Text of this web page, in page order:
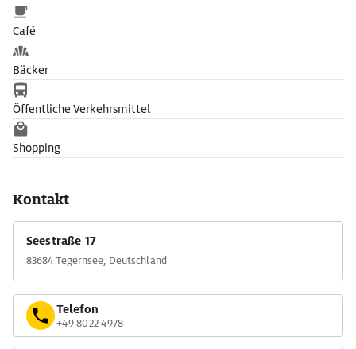
Café
Bäcker
Öffentliche Verkehrsmittel
Shopping
Kontakt
Seestraße 17
83684 Tegernsee, Deutschland
Telefon
+49 8022 4978